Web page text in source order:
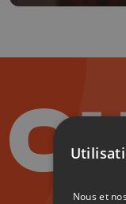
Nous et